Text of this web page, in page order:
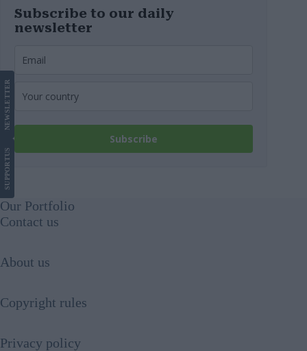
Subscribe to our daily
newsletter
Subscribe
SUPPORT
US
NEWS
LETTER
Our Portfolio
Contact us
About us
Copyright rules
Privacy policy